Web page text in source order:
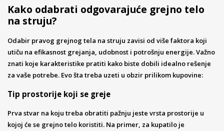
Kako odabrati odgovarajuće grejno telo
na struju?
Odabir pravog grejnog tela na struju zavisi od više faktora koji
utiču na efikasnost grejanja, udobnost i potrošnju energije. Važno
znati koje karakteristike pratiti kako biste dobili idealno rešenje
za vaše potrebe. Evo šta treba uzeti u obzir prilikom kupovine:
Tip prostorije koji se greje
Prva stvar na koju treba obratiti pažnju jeste vrsta prostorije u
kojoj će se grejno telo koristiti. Na primer, za kupatilo je